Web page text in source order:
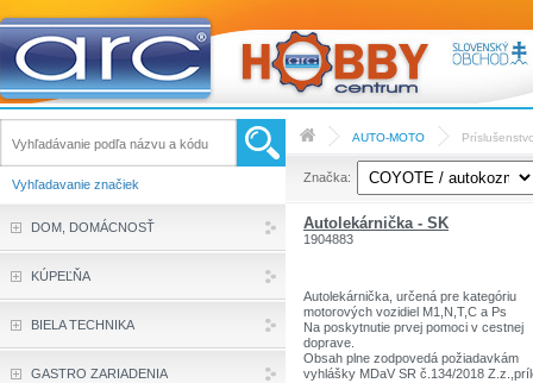
AUTO-MOTO
Značka:
Autolekárnička - SK
1904883
Autolekárnička, určená pre kategóriu
motorových vozidiel M1,N,T,C a Ps
Na poskytnutie prvej pomoci v cestnej
doprave.
Obsah plne zodpovedá požiadavkám
vyhlášky MDaV SR č.134/2018
Vyhľadavanie značiek
DOM, DOMÁCNOSŤ
KÚPEĽŇA
BIELA TECHNIKA
GASTRO ZARIADENIA